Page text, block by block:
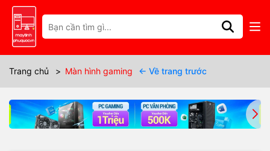
Trang chủ > Màn hình gaming ← Về trang trước